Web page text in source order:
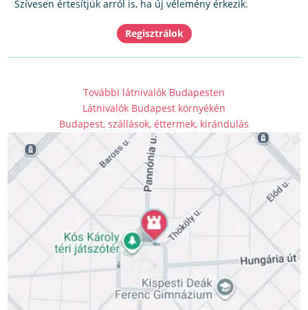
Szívesen értesítjük arról is, ha új vélemény érkezik.
További látnivalók Budapesten
Látnivalók Budapest környékén
Budapest, szállások, éttermek, kirándulás